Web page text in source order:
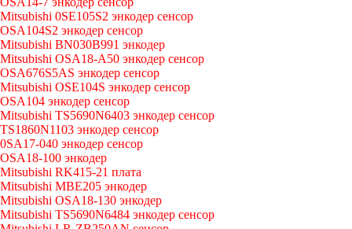
Mitsubishi 0SE105S2 энкодер сенсор
OSA104S2 энкодер сенсор
Mitsubishi BN030B991 энкодер
Mitsubishi OSA18-A50 энкодер сенсор
OSA676S5AS энкодер сенсор
Mitsubishi OSE104S энкодер сенсор
OSA104 энкодер сенсор
Mitsubishi TS5690N6403 энкодер сенсор
TS1860N1103 энкодер сенсор
0SA17-040 энкодер сенсор
OSA18-100 энкодер
Mitsubishi RK415-21 плата
Mitsubishi MBE205 энкодер
Mitsubishi OSA18-130 энкодер
Mitsubishi TS5690N6484 энкодер сенсор